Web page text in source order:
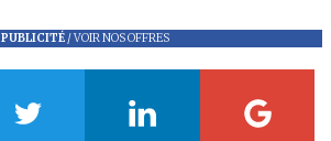
PUBLICITÉ/VOIR NOS OFFRES